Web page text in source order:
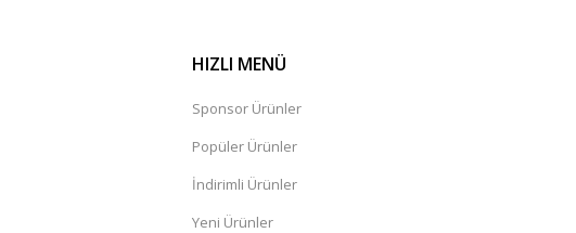
HIZLI MENÜ
Sponsor Ürünler
Popüler Ürünler
İndirimli Ürünler
Yeni Ürünler